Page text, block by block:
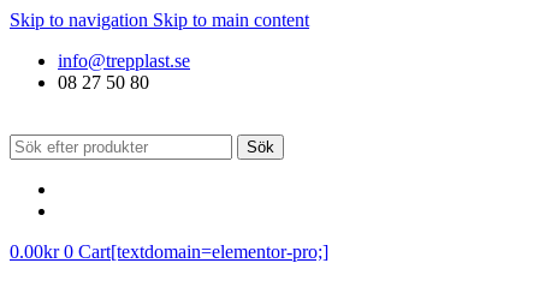
Skip to navigation Skip to main content
info@trepplast.se
08 27 50 80
Sök
0.00kr 0 Cart[textdomain=elementor-pro;]